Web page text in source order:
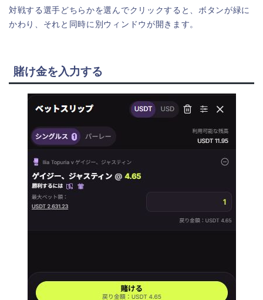
対戦する選手どちらかを選んでクリックすると、ボタンが緑に
かわり、それと同時に別ウィンドウが開きます。
賭け金を入力する